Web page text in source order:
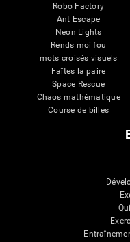
Robo Factory
Ant Escape
Neon Lights
Rends moi fou
mots croisés visuels
Faîtes la paire
Space Rescue
Chaos mathématique
Course de billes